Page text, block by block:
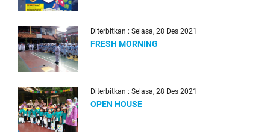
Diterbitkan : Selasa, 28 Des 2021
FRESH MORNING
Diterbitkan : Selasa, 28 Des 2021
OPEN HOUSE